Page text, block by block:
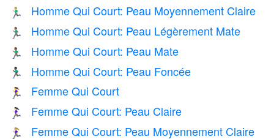
🏃🏼‍♂️ Homme Qui Court: Peau Moyennement Claire
🏃🏽‍♂️ Homme Qui Court: Peau Légèrement Mate
🏃🏾‍♂️ Homme Qui Court: Peau Mate
🏃🏿‍♂️ Homme Qui Court: Peau Foncée
🏃‍♀️ Femme Qui Court
🏃🏻‍♀️ Femme Qui Court: Peau Claire
🏃🏼‍♀️ Femme Qui Court: Peau Moyennement Claire